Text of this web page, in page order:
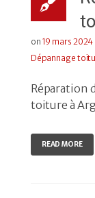
on 19 mars 2024
Dépannage
Réparation
toiture à
READ MORE